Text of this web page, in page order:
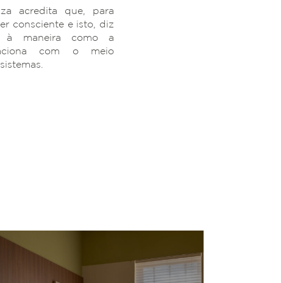
acredita que, para
consciente e isto, diz
à maneira como a
com o meio